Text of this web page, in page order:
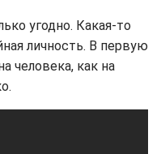
угодно. Какая-то
личность. В первую
человека, как на